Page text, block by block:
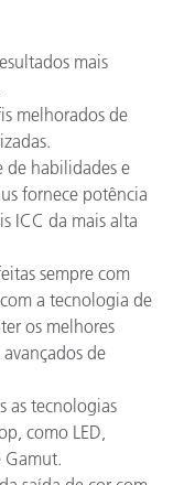
mais
melhorados de
de habilidades e
fornece potência
ICC da mais alta
sempre com
a tecnologia de
os melhores
de
as tecnologias
como LED,
Gamut.